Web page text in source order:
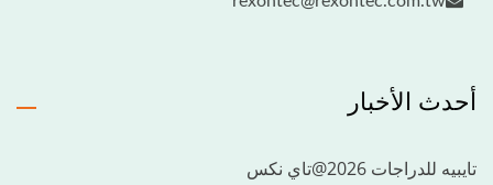
أحدث الأخبار
تايبيه للدراجات 2026@تاي نكس